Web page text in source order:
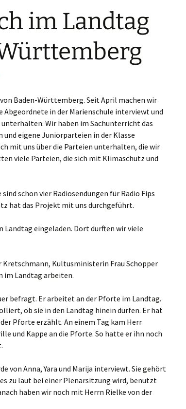
im Landtag
Baden-Württemberg. Seit April machen wir
Abgeordnete in der Marienschule interviewt und
Wir haben im Sachunterricht das
eigene Juniorparteien in der Klasse
mit uns über die Parteien unterhalten, die wir
viele Parteien, die sich mit Klimaschutz und
schon vier Radiosendungen für Radio Fips
hat das Projekt mit uns durchgeführt.
Landtag eingeladen. Dort durften wir viele
Kultusministerin Frau Schopper
im Landtag arbeiten.
befragt. Er arbeitet an der Pforte im Landtag.
ob sie in den Landtag hinein dürfen. Er hat
Pforte erzählt. An einem Tag kam Herr
und Kappe an die Pforte. So hatte er ihn noch
von Anna, Yara und Marija interviewt. Sie gehört
zu laut bei einer Plenarsitzung wird, benutzt
haben wir noch mit Herrn Rielke von der